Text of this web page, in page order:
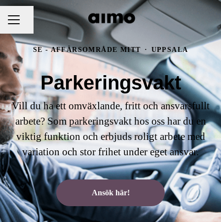
KARRIÄRMENY
Dela sidan
SE - AFFÄRSOMRÅDE MITT · UPPSALA
Parkeringsvakt
Vill du ha ett omväxlande, fritt och ansvarsfullt
arbete? Som parkeringsvakt hos oss har du en
viktig funktion och erbjuds roligt arbete med
variation och stor frihet under eget ansvar.
Ansök här!